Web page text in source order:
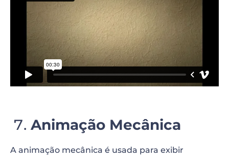
Animação Mecânica
A animação mecânica é usada para exibir